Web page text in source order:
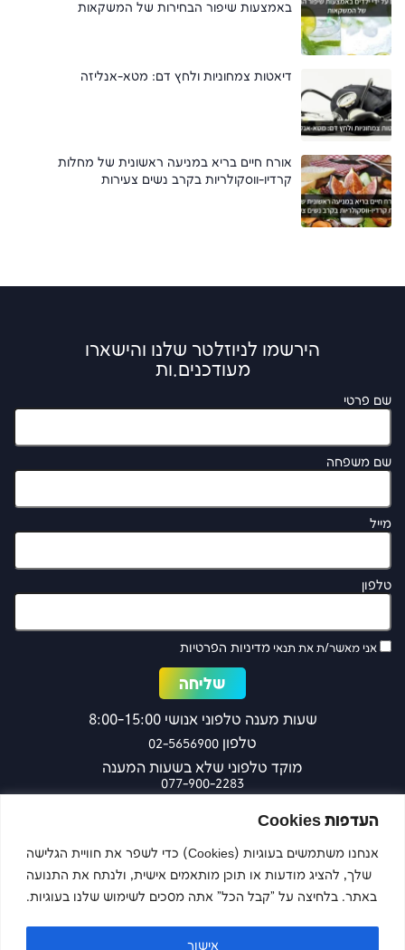
העדפות Cookies
אנחנו משתמשים בעוגיות (Cookies) כדי לשפר את חוויית הגלישה
שלך, להציג מודעות או תוכן מותאמים אישית, ולנתח את התנועה
באתר. בלחיצה על "קבל הכל" אתה מסכים לשימוש שלנו בעוגיות.
אישור
באמצעות שיפור הבחירות של המשקאות
דיאטות צמחוניות ולחץ דם: מטא-אנליזה
אורח חיים בריא במניעה ראשונית של מחלות
קרדיו-ווסקולריות בקרב נשים צעירות
הירשמו לניוזלטר שלנו והישארו
מעודכנים.ות
שם פרטי
שם משפחה
מייל
טלפון
אני מאשר/ת את תנאי מדיניות הפרטיות
שעות מענה טלפוני אנושי 8:00-15:00
טלפון 02-5656900
מוקד טלפוני שלא בשעות המענה
077-900-2283
צרו קשר